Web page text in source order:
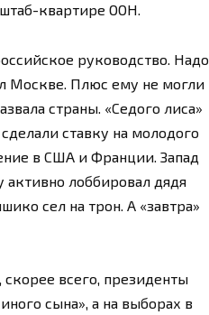
квартире ООН.
руководство. Надо
Москве. Плюс ему не могли
страны. «Седого лиса»
ставку на молодого
в США и Франции. Запад
активно лоббировал дядя
сел на трон. А «завтра»
всего, президенты
сына», а на выборах в